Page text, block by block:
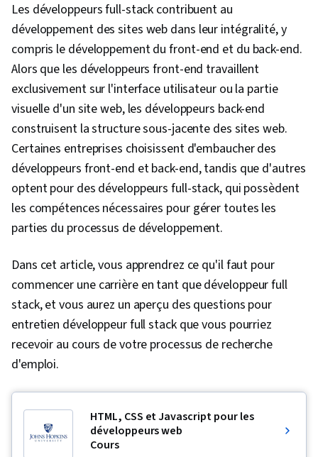
Les développeurs full-stack contribuent au
développement des sites web dans leur intégralité, y
compris le développement du front-end et du back-end.
Alors que les développeurs front-end travaillent
exclusivement sur l'interface utilisateur ou la partie
visuelle d'un site web, les développeurs back-end
construisent la structure sous-jacente des sites web.
Certaines entreprises choisissent d'embaucher des
développeurs front-end et back-end, tandis que d'autres
optent pour des développeurs full-stack, qui possèdent
les compétences nécessaires pour gérer toutes les
parties du processus de développement.
Dans cet article, vous apprendrez ce qu'il faut pour
commencer une carrière en tant que développeur full
stack, et vous aurez un aperçu des questions pour
entretien développeur full stack que vous pourriez
recevoir au cours de votre processus de recherche
d'emploi.
HTML, CSS et Javascript pour les
développeurs web
Cours